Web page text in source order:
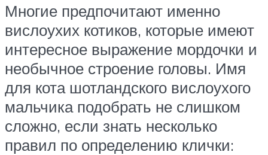
Многие предпочитают именно
вислоухих котиков, которые имеют
интересное выражение мордочки и
необычное строение головы. Имя
для кота шотландского вислоухого
мальчика подобрать не слишком
сложно, если знать несколько
правил по определению клички: